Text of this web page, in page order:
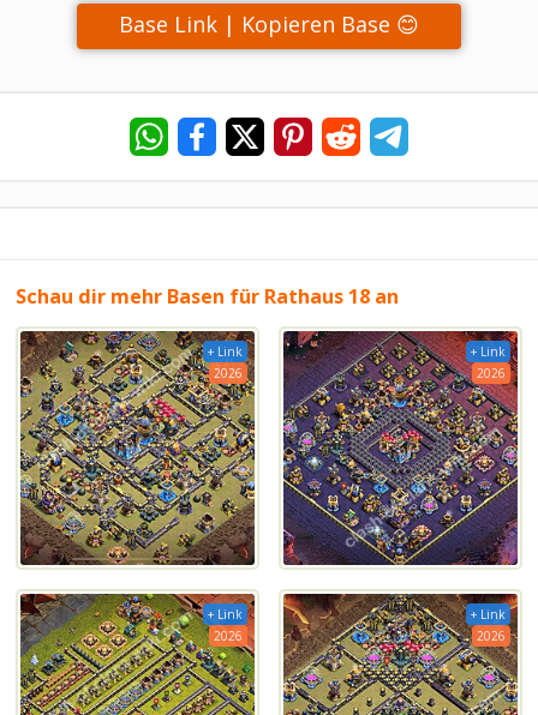
Base Link | Kopieren Base 😊
Schau dir mehr Basen für Rathaus 18 an
+ Link
2026
+ Link
2026
+ Link
2026
+ Link
2026